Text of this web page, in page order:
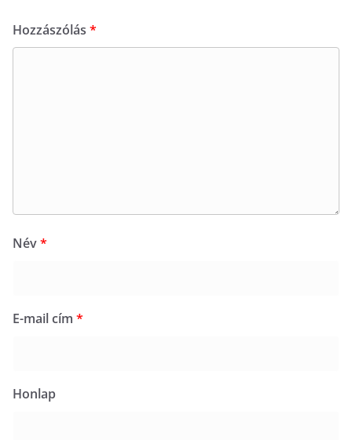
Hozzászólás *
Név*
E-mail cím *
Honlap